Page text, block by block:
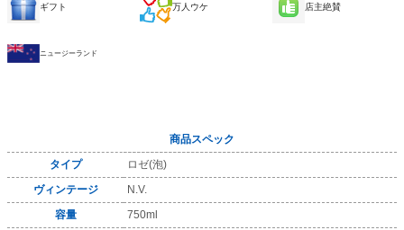
ギフト 万人ウケ 店主絶賛
ニュージーランド
商品スペック
タイプ
ロゼ(泡)
ヴィンテージ
N.V.
容量
750ml